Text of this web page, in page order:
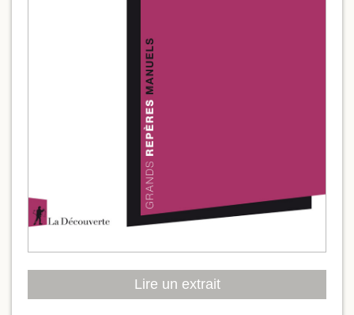
Lire un extrait